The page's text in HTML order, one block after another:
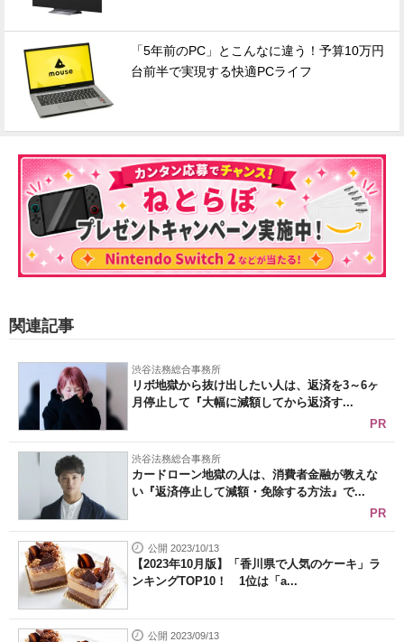
「5年前のPC」とこんなに違う！予算10万円
台前半で実現する快適PCライフ
関連記事
渋谷法務総合事務所
リボ地獄から抜け出したい人は、返済を3～6ヶ
月停止して『大幅に減額してから返済す...
PR
渋谷法務総合事務所
カードローン地獄の人は、消費者金融が教えな
い『返済停止して減額・免除する方法』で...
PR
公開 2023/10/13
【2023年10月版】「香川県で人気のケーキ」ラ
ンキングTOP10！ 1位は「a...
公開 2023/09/13